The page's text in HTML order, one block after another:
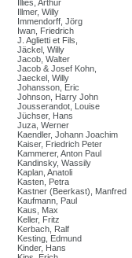
Illies, Arthur
Illmer, Willy
Immendorff, Jörg
Iwan, Friedrich
J. Aglietti et Fils,
Jäckel, Willy
Jacob, Walter
Jacob & Josef Kohn,
Jaeckel, Willy
Johansson, Eric
Johnson, Harry John
Jousserandot, Louise
Jüchser, Hans
Juza, Werner
Kaendler, Johann Joachim
Kaiser, Friedrich Peter
Kammerer, Anton Paul
Kandinsky, Wassily
Kaplan, Anatoli
Kasten, Petra
Kastner (Beerkast), Manfred
Kaufmann, Paul
Kaus, Max
Keller, Fritz
Kerbach, Ralf
Kesting, Edmund
Kinder, Hans